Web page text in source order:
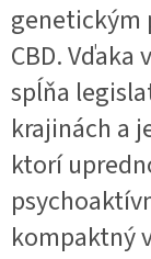
genetickým
CBD.
spĺňa
krajinách a
ktorí
kompaktný